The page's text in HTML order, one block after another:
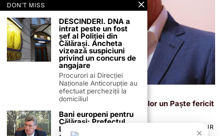
Deputatul Ion Samoilă urează călărășenilor un Paște fericit
și plin de lumină
TERMENI ȘI CONDIȚII
POLITICA DE ANULARE & RETUR
×
DON'T MISS
DESCINDERI. DNA a
intrat peste un fost
șef al Poliției din
Călărași. Ancheta
vizează suspiciuni
privind un concurs de
angajare
Procurori ai Direcției
Naționale Anticorupție au
efectuat percheziții la
domiciliul
Bani europeni pentru
Călărași: Prefectul
Laurențiu State anunță